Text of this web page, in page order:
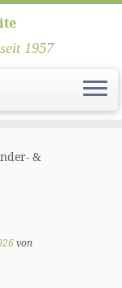
1957
&
von